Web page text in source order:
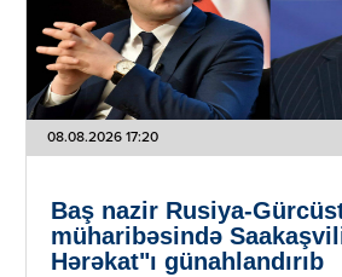
08.08.2026 17:20
Baş nazir Rusiya-
müharibəsində
Hərəkat"ı günahlandırıb